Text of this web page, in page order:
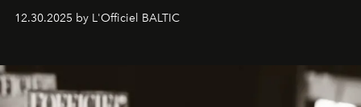
ecosystems.
Sabrina Spinelli
brand strategist with three decades of mastery in luxury,
framework where creativity, commerce, and culture
converge with surgical precision.
12.30.2025 by L'Officiel BALTIC